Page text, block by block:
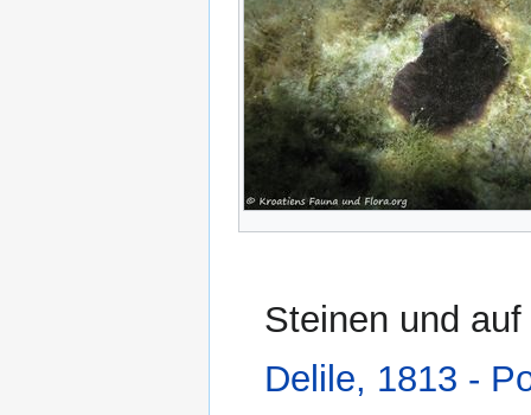
Steinen und
Delile, 1813 -